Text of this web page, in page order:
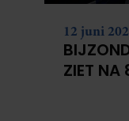
12 juni
ZIET NA